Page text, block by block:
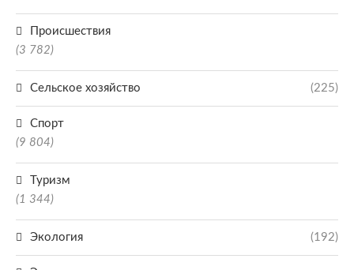
Происшествия
(3 782)
Сельское хозяйство (225)
Спорт
(9 804)
Туризм
(1 344)
Экология (192)